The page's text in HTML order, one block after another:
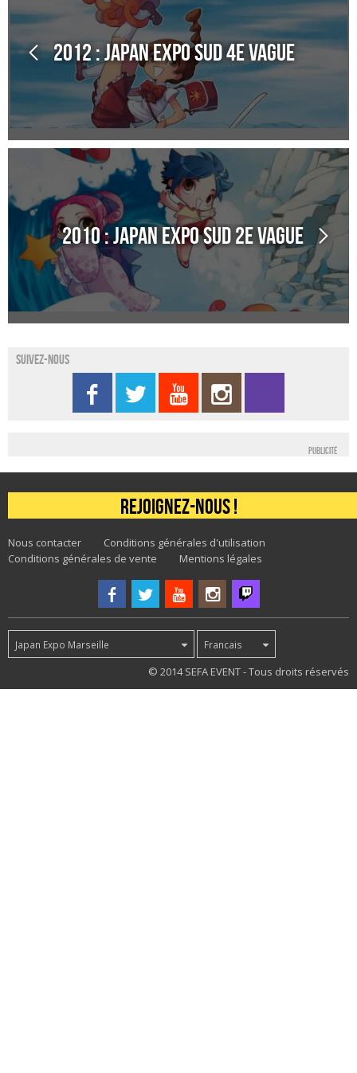
2012 : Japan Expo Sud 4e Vague
2010 : Japan Expo Sud 2e Vague
Suivez-nous
Publicité
Rejoignez-nous !
Nous contacter
Conditions générales d'utilisation
Conditions générales de vente
Mentions légales
Japan Expo Marseille Francais
© 2014 SEFA EVENT - Tous droits réservés